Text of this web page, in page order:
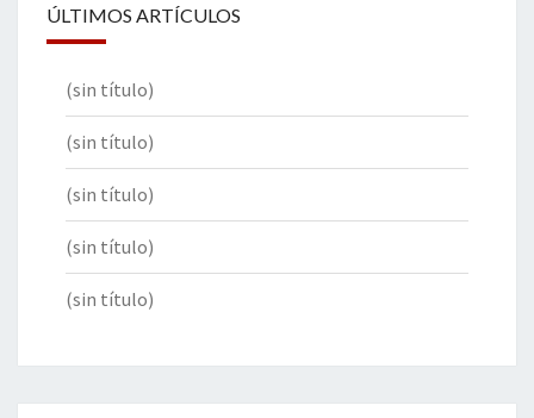
ÚLTIMOS ARTÍCULOS
(sin título)
(sin título)
(sin título)
(sin título)
(sin título)